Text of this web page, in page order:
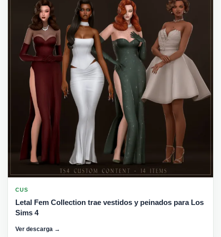
CUS
Letal Fem Collection trae vestidos y peinados para Los
Sims 4
Ver descarga →